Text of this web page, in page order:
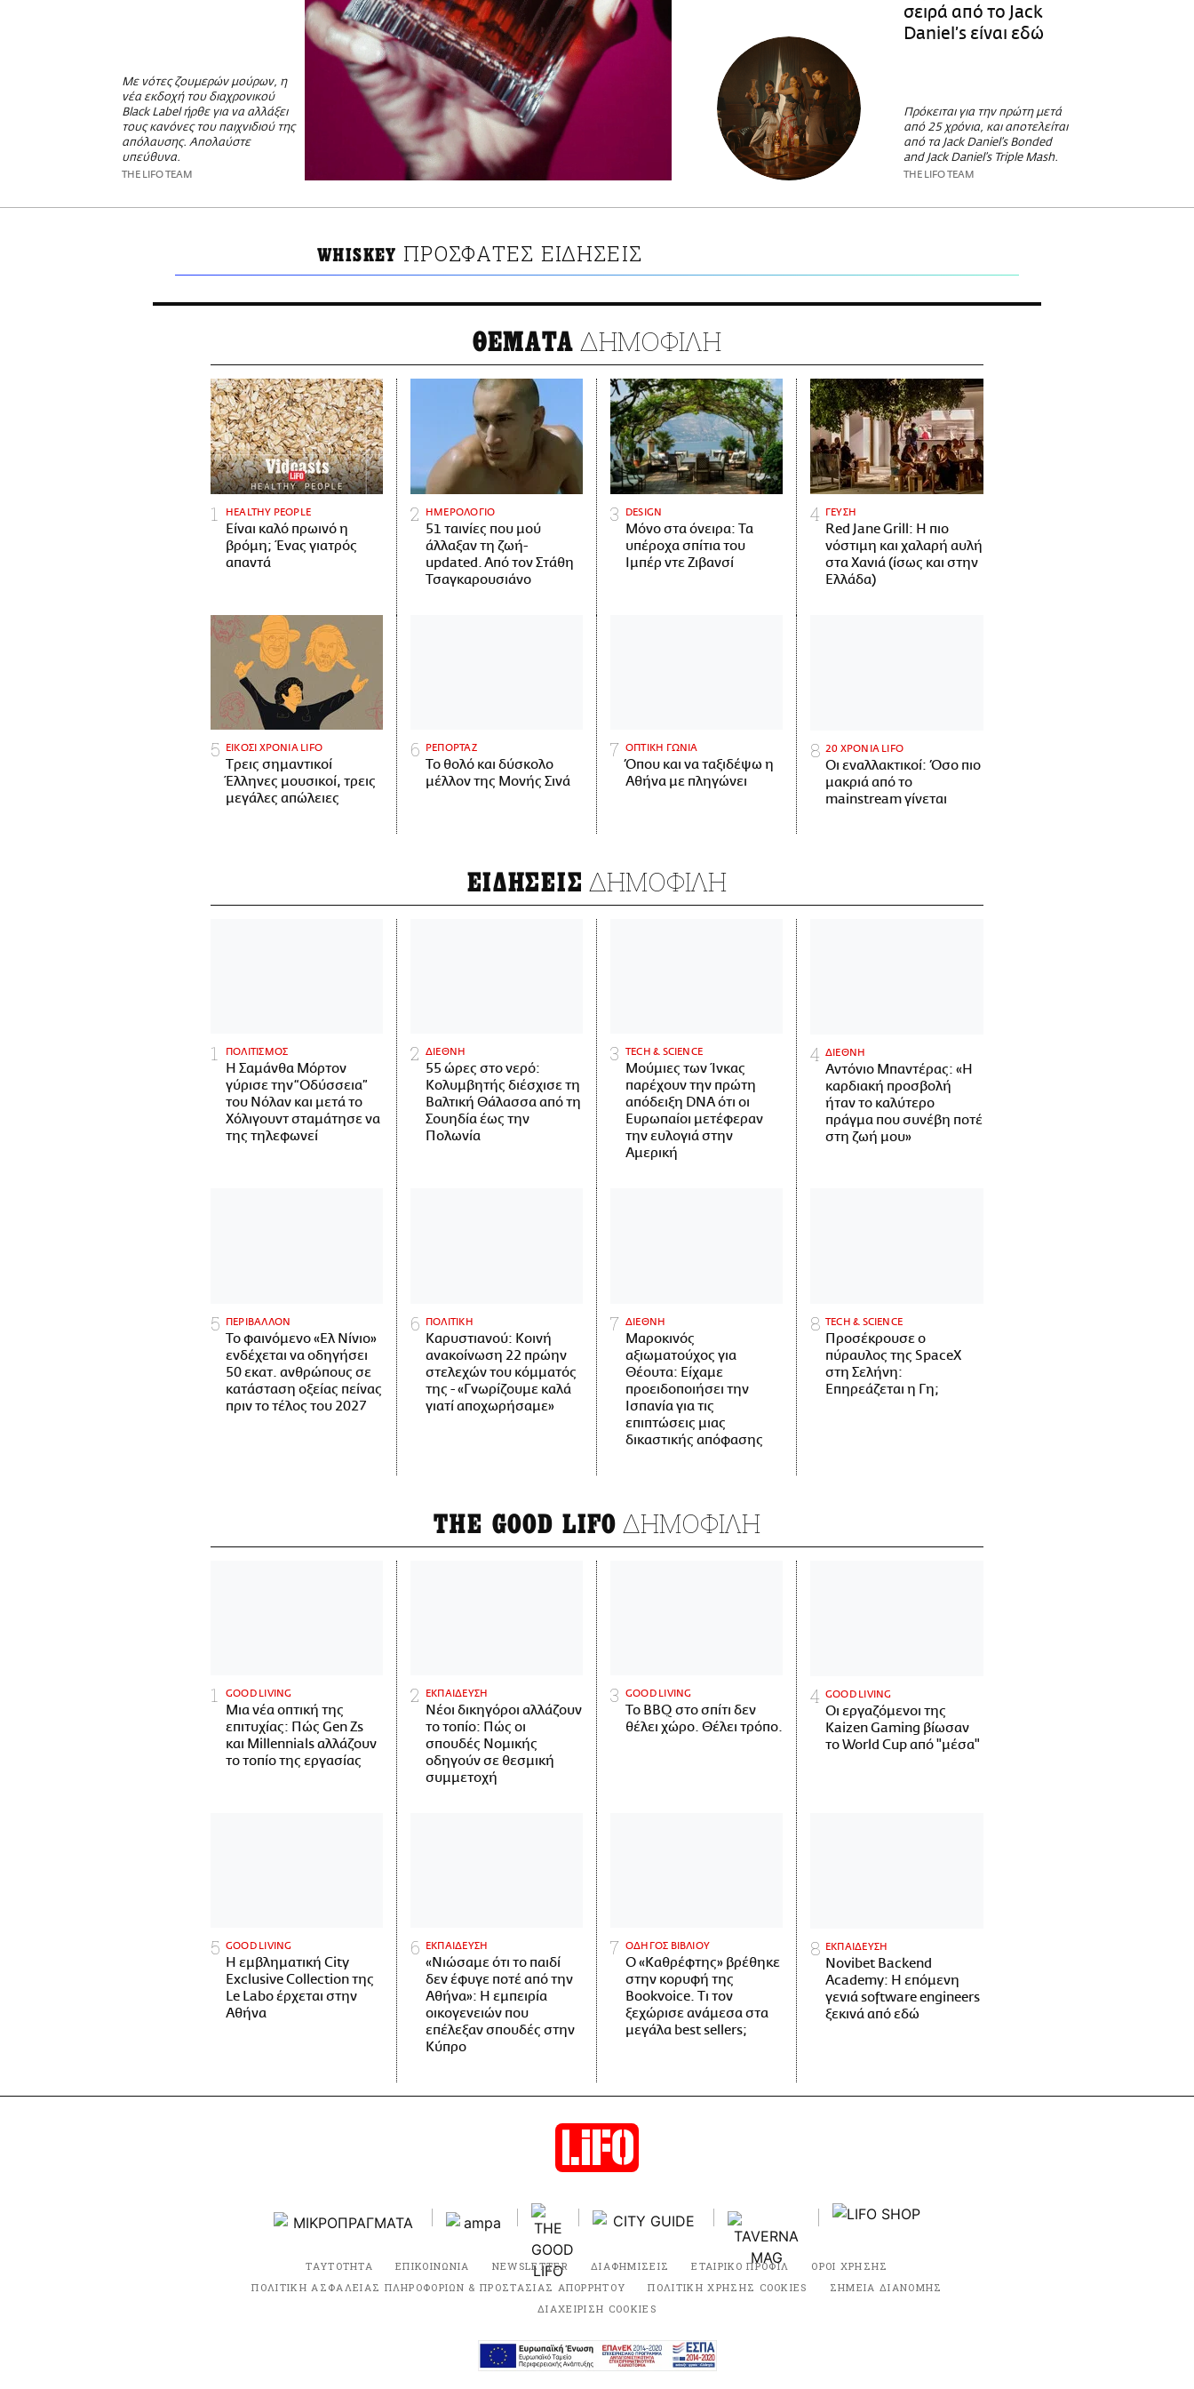
Με νότες ζουμερών μούρων, η
νέα εκδοχή του διαχρονικού
Black Label ήρθε για να αλλάξει
τους κανόνες του παιχνιδιού της
απόλαυσης. Απολαύστε
υπεύθυνα.
THE LIFO TEAM
σειρά από το Jack
Daniel’s είναι εδώ
Πρόκειται για την πρώτη μετά
από 25 χρόνια, και αποτελείται
από τα Jack Daniel’s Bonded
and Jack Daniel’s Triple Mash.
THE LIFO TEAM
WHISKEY ΠΡΟΣΦΑΤΕΣ ΕΙΔΗΣΕΙΣ
ΘΕΜΑΤΑ ΔΗΜΟΦΙΛΗ
HEALTHY PEOPLE
Είναι καλό πρωινό η
βρόμη; Ένας γιατρός
απαντά
ΗΜΕΡΟΛΟΓΙΟ
51 ταινίες που μού
άλλαξαν τη ζωή-
updated. Aπό τον Στάθη
Τσαγκαρουσιάνο
DESIGN
Μόνο στα όνειρα: Τα
υπέροχα σπίτια του
Ιμπέρ ντε Ζιβανσί
ΓΕΥΣΗ
Red Jane Grill: Η πιο
νόστιμη και χαλαρή αυλή
στα Χανιά (ίσως και στην
Ελλάδα)
ΕΙΚΟΣΙ ΧΡΟΝΙΑ LIFO
Tρεις σημαντικοί
Έλληνες μουσικοί, τρεις
μεγάλες απώλειες
ΡΕΠΟΡΤΑΖ
Το θολό και δύσκολο
μέλλον της Μονής Σινά
ΟΠΤΙΚΗ ΓΩΝΙΑ
Όπου και να ταξιδέψω η
Αθήνα με πληγώνει
20 ΧΡΟΝΙΑ LIFO
Οι εναλλακτικοί: Όσο πιο
μακριά από το
mainstream γίνεται
ΕΙΔΗΣΕΙΣ ΔΗΜΟΦΙΛΗ
ΠΟΛΙΤΙΣΜΟΣ
Η Σαμάνθα Μόρτον
γύρισε την “Οδύσσεια”
του Νόλαν και μετά το
Χόλιγουντ σταμάτησε να
της τηλεφωνεί
ΔΙΕΘΝΗ
55 ώρες στο νερό:
Κολυμβητής διέσχισε τη
Βαλτική Θάλασσα από τη
Σουηδία έως την
Πολωνία
ΤECH & SCIENCE
Μούμιες των Ίνκας
παρέχουν την πρώτη
απόδειξη DNA ότι οι
Ευρωπαίοι μετέφεραν
την ευλογιά στην
Αμερική
ΔΙΕΘΝΗ
Αντόνιο Μπαντέρας: «Η
καρδιακή προσβολή
ήταν το καλύτερο
πράγμα που συνέβη ποτέ
στη ζωή μου»
ΠΕΡΙΒΑΛΛΟΝ
Το φαινόμενο «Ελ Νίνιο»
ενδέχεται να οδηγήσει
50 εκατ. ανθρώπους σε
κατάσταση οξείας πείνας
πριν το τέλος του 2027
ΠΟΛΙΤΙΚΗ
Καρυστιανού: Κοινή
ανακοίνωση 22 πρώην
στελεχών του κόμματός
της - «Γνωρίζουμε καλά
γιατί αποχωρήσαμε»
ΔΙΕΘΝΗ
Μαροκινός
αξιωματούχος για
Θέουτα: Είχαμε
προειδοποιήσει την
Ισπανία για τις
επιπτώσεις μιας
δικαστικής απόφασης
ΤECH & SCIENCE
Προσέκρουσε ο
πύραυλος της SpaceX
στη Σελήνη:
Επηρεάζεται η Γη;
THE GOOD LIFO ΔΗΜΟΦΙΛΗ
GOOD LIVING
Μια νέα οπτική της
επιτυχίας: Πώς Gen Zs
και Millennials αλλάζουν
το τοπίο της εργασίας
ΕΚΠΑΙΔΕΥΣΗ
Νέοι δικηγόροι αλλάζουν
το τοπίο: Πώς οι
σπουδές Νομικής
οδηγούν σε θεσμική
συμμετοχή
GOOD LIVING
Το BBQ στο σπίτι δεν
θέλει χώρο. Θέλει τρόπο.
GOOD LIVING
Οι εργαζόμενοι της
Kaizen Gaming βίωσαν
το World Cup από "μέσα"
GOOD LIVING
Η εμβληματική City
Exclusive Collection της
Le Labo έρχεται στην
Αθήνα
ΕΚΠΑΙΔΕΥΣΗ
«Νιώσαμε ότι το παιδί
δεν έφυγε ποτέ από την
Αθήνα»: Η εμπειρία
οικογενειών που
επέλεξαν σπουδές στην
Κύπρο
ΟΔΗΓΟΣ ΒΙΒΛΙΟΥ
Ο «Καθρέφτης» βρέθηκε
στην κορυφή της
Bookvoice. Τι τον
ξεχώρισε ανάμεσα στα
μεγάλα best sellers;
ΕΚΠΑΙΔΕΥΣΗ
Novibet Backend
Academy: Η επόμενη
γενιά software engineers
ξεκινά από εδώ
ΤΑΥΤΟΤΗΤΑ ΕΠΙΚΟΙΝΩΝΙΑ NEWSLETTER ΔΙΑΦΗΜΙΣΕΙΣ ΕΤΑΙΡΙΚΟ ΠΡΟΦΙΛ
ΟΡΟΙ ΧΡΗΣΗΣ
ΠΟΛΙΤΙΚΗ ΑΣΦΑΛΕΙΑΣ ΠΛΗΡΟΦΟΡΙΩΝ & ΠΡΟΣΤΑΣΙΑΣ ΑΠΟΡΡΗΤΟΥ
ΠΟΛΙΤΙΚΗ ΧΡΗΣΗΣ COOKIES
ΣΗΜΕΙΑ ΔΙΑΝΟΜΗΣ
ΔΙΑΧΕΙΡΙΣΗ COOKIES